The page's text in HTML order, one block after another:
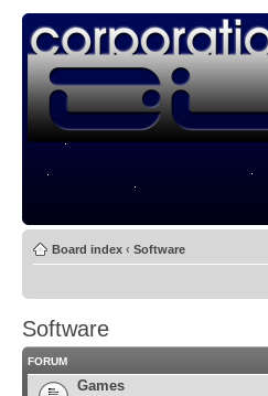
Board index ‹ Software
Software
FORUM
Games